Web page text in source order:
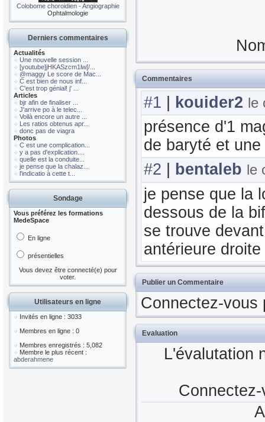
Colobome choroidien - Angiographie
Ophtalmologie
Derniers commentaires
Actualités
Une nouvelle session ...
[youtube]jHKASzcm1lw[/...
@maggy Le score de Mac...
C est bien de nous inf...
C'est trop génial! j' ...
Articles
bjr afin de finaliser ...
J'arrive po à le telec...
Voilà encore un autre ...
Les ratios obtenus apr...
donc pas de viagra
Photos
C est une complication...
y a pas d'explication....
quelle est la conduite...
je pense que la chalaz...
l'indicatio à cette t...
Sondage
Vous préférez les formations
MedeSpace
En ligne
présentielles
Vous devez être connecté(e) pour
voter.
Utilisateurs en ligne
Invités en ligne : 3033
Membres en ligne : 0
Membres enregistrés : 5,082
Membre le plus récent :
abderahmene
Commentaires
#1 kouider2 le
présence d'1
de baryté et
#2
bentaleb le
je pense que la
dessous de la
se trouve
antérieure
Publier un Commentaire
Connectez-vous
Evaluation
L'évalutation